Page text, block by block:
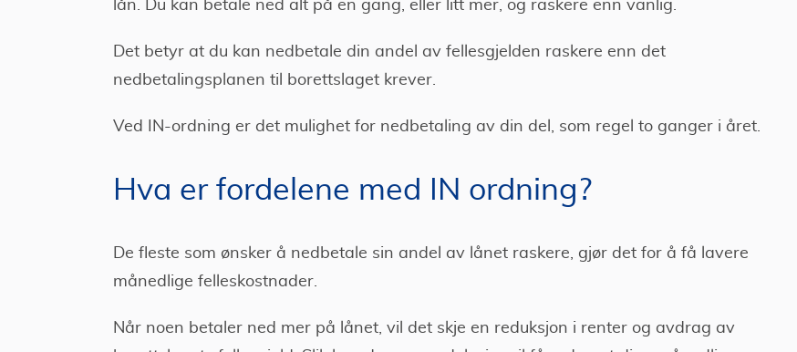
lån. Du kan betale ned alt på en gang, eller litt mer, og raskere enn vanlig.
Det betyr at du kan nedbetale din andel av fellesgjelden raskere enn det
nedbetalingsplanen til borettslaget krever.
Ved IN-ordning er det mulighet for nedbetaling av din del, som regel to ganger i året.
Hva er fordelene med IN ordning?
De fleste som ønsker å nedbetale sin andel av lånet raskere, gjør det for å få lavere
månedlige felleskostnader.
Når noen betaler ned mer på lånet, vil det skje en reduksjon i renter og avdrag av